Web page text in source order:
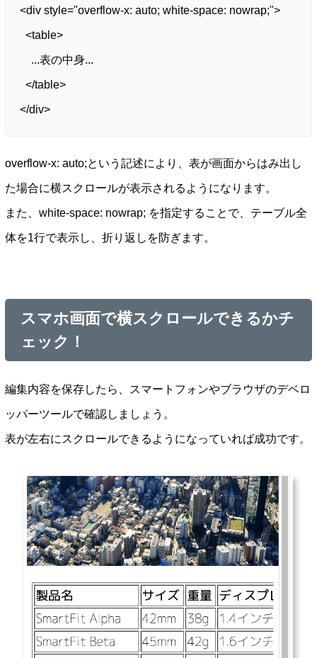
<div style="overflow-x: auto; white-space: nowrap;">
<table>
...表の中身...
</table>
</div>
overflow-x: auto;という記述により、表が画面からはみ出し
た場合に横スクロールが表示されるようになります。
また、white-space: nowrap; を指定することで、テーブル全
体を1行で表示し、折り返しを防ぎます。
スマホ画面で横スクロールできるかチ
ェック！
編集内容を保存したら、スマートフォンやブラウザのデベロ
ッパーツールで確認しましょう。
表が左右にスクロールできるようになっていれば成功です。